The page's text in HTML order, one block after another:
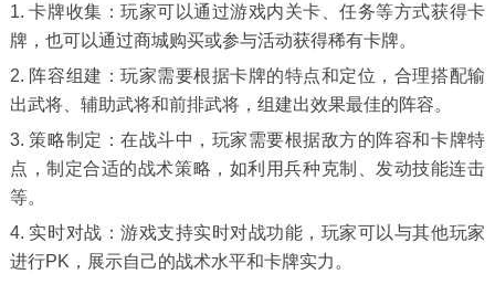
1. 卡牌收集：玩家可以通过游戏内关卡、任务等方式获得卡
牌，也可以通过商城购买或参与活动获得稀有卡牌。
2. 阵容组建：玩家需要根据卡牌的特点和定位，合理搭配输
出武将、辅助武将和前排武将，组建出效果最佳的阵容。
3. 策略制定：在战斗中，玩家需要根据敌方的阵容和卡牌特
点，制定合适的战术策略，如利用兵种克制、发动技能连击
等。
4. 实时对战：游戏支持实时对战功能，玩家可以与其他玩家
进行PK，展示自己的战术水平和卡牌实力。